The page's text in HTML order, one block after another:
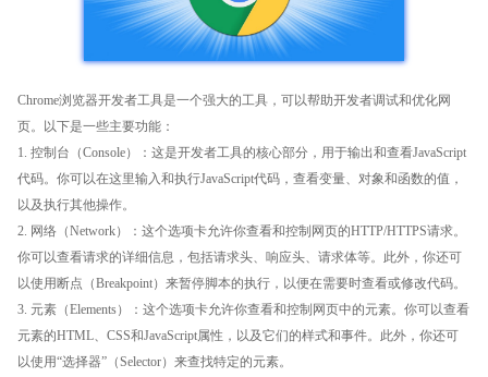
Chrome浏览器开发者工具是一个强大的工具，可以帮助开发者调试和优化网
页。以下是一些主要功能：
1. 控制台（Console）：这是开发者工具的核心部分，用于输出和查看JavaScript
代码。你可以在这里输入和执行JavaScript代码，查看变量、对象和函数的值，
以及执行其他操作。
2. 网络（Network）：这个选项卡允许你查看和控制网页的HTTP/HTTPS请求。
你可以查看请求的详细信息，包括请求头、响应头、请求体等。此外，你还可
以使用断点（Breakpoint）来暂停脚本的执行，以便在需要时查看或修改代码。
3. 元素（Elements）：这个选项卡允许你查看和控制网页中的元素。你可以查看
元素的HTML、CSS和JavaScript属性，以及它们的样式和事件。此外，你还可
以使用“选择器”（Selector）来查找特定的元素。